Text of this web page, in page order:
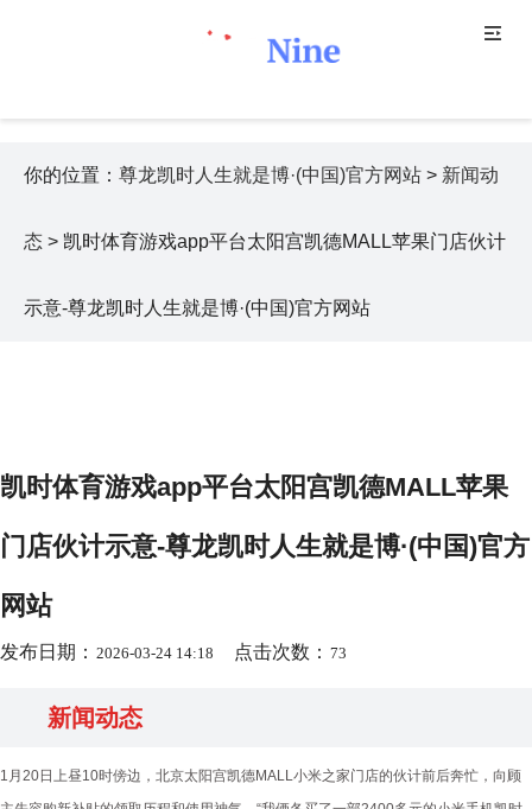
你的位置： 尊龙凯时人生就是博·(中国)官方网站 > 新闻动
态 > 凯时体育游戏app平台太阳宫凯德MALL苹果门店伙计
示意-尊龙凯时人生就是博·(中国)官方网站
凯时体育游戏app平台太阳宫凯德MALL苹果
门店伙计示意-尊龙凯时人生就是博·(中国)官方
网站
发布日期： 2026-03-24 14:18 点击次数： 73
新闻动态
1月20日上昼10时傍边，北京太阳宫凯德MALL小米之家门店的伙计前后奔忙，向顾